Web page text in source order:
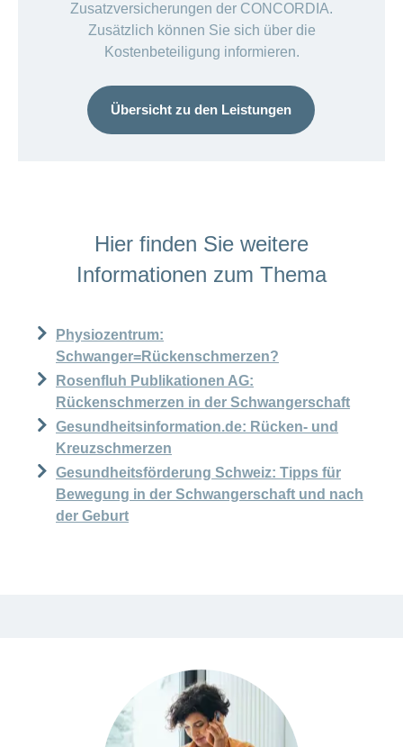
Zusatzversicherungen der CONCORDIA.
Zusätzlich können Sie sich über die
Kostenbeteiligung informieren.
Übersicht zu den Leistungen
Hier finden Sie weitere
Informationen zum Thema
Physiozentrum:
Schwanger=Rückenschmerzen?
Rosenfluh Publikationen AG:
Rückenschmerzen in der Schwangerschaft
Gesundheitsinformation.de: Rücken- und
Kreuzschmerzen
Gesundheitsförderung Schweiz: Tipps für
Bewegung in der Schwangerschaft und nach
der Geburt